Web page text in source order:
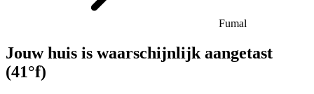
Fumal
Jouw huis is waarschijnlijk aangetast
(41°f)